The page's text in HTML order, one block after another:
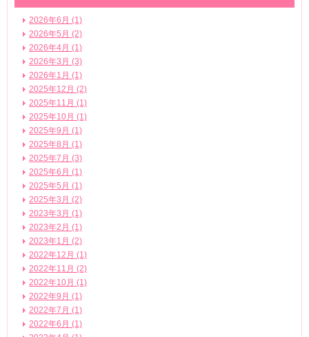
2026年6月 (1)
2026年5月 (2)
2026年4月 (1)
2026年3月 (3)
2026年1月 (1)
2025年12月 (2)
2025年11月 (1)
2025年10月 (1)
2025年9月 (1)
2025年8月 (1)
2025年7月 (3)
2025年6月 (1)
2025年5月 (1)
2025年3月 (2)
2023年3月 (1)
2023年2月 (1)
2023年1月 (2)
2022年12月 (1)
2022年11月 (2)
2022年10月 (1)
2022年9月 (1)
2022年7月 (1)
2022年6月 (1)